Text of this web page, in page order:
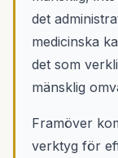
det
medicinska
det som
mänsklig
Framöver
verktyg för